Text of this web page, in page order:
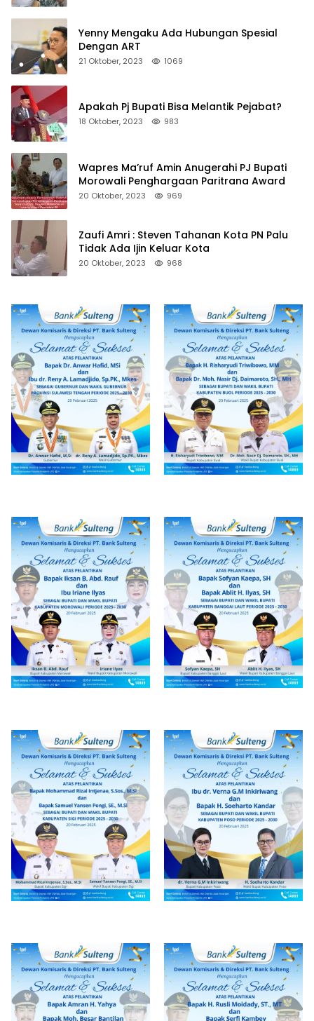
Yenny Mengaku Ada Hubungan Spesial
Dengan ART
21 Oktober, 2023 1069
Apakah Pj Bupati Bisa Melantik Pejabat?
18 Oktober, 2023 983
Wapres Ma’ruf Amin Anugerahi PJ Bupati
Morowali Penghargaan Paritrana Award
20 Oktober, 2023 969
Zaufi Amri : Steven Tahanan Kota PN Palu
Tidak Ada Ijin Keluar Kota
20 Oktober, 2023 968